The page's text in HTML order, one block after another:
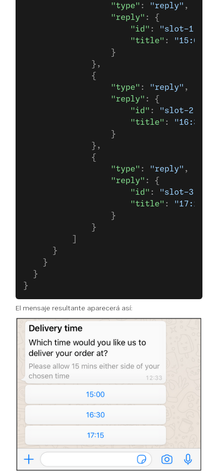
                  "type"
: "reply" ,
                  "reply"
: {
                      "id"
: "slot-1"
                      "title"
:
"15:00"
                  }
              },
              {
                  "type"
: "reply" ,
                  "reply"
: {
                      "id"
: "slot-2"
                      "title"
:
"16:30"
                  }
              },
              {
                  "type"
: "reply" ,
                  "reply"
: {
                      "id"
: "slot-3"
                      "title"
:
"17:15"
                  }
              }
      }
    }
  }
}
El mensaje resultante aparecerá así: